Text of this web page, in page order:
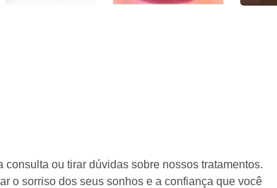
consulta ou tirar dúvidas sobre nossos tratamentos.
o sorriso dos seus sonhos e a confiança que você